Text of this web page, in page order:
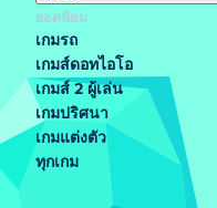
ยอดนิยม
เกมรถ
เกมส์ดอทไอโอ
เกมส์ 2 ผู้เล่น
เกมปริศนา
เกมแต่งตัว
ทุกเกม